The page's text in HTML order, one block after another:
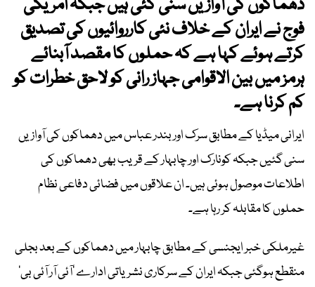
دھماکوں کی آوازیں سنی گئی ہیں جبکہ امریکی
فوج نے ایران کے خلاف نئی کارروائیوں کی تصدیق
کرتے ہوئے کہا ہے کہ حملوں کا مقصد آبنائے
ہرمز میں بین الاقوامی جہاز رانی کو لاحق خطرات کو
کم کرنا ہے۔
ایرانی میڈیا کے مطابق سرک اور بندر عباس میں دھماکوں کی آوازیں
سنی گئیں جبکہ کونارک اور چابہار کے قریب بھی دھماکوں کی
اطلاعات موصول ہوئی ہیں۔ ان علاقوں میں فضائی دفاعی نظام
حملوں کا مقابلہ کر رہا ہے۔
غیرملکی خبر ایجنسی کے مطابق چابہار میں دھماکوں کے بعد بجلی
منقطع ہوگئی جبکہ ایران کے سرکاری نشریاتی ادارے 'آئی آر آئی بی'